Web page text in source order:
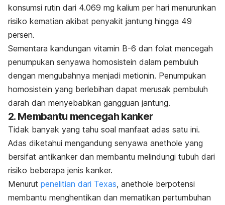
konsumsi rutin dari 4.069 mg kalium per hari menurunkan
risiko kematian akibat penyakit jantung hingga 49
persen.
Sementara kandungan vitamin B-6 dan folat mencegah
penumpukan senyawa homosistein dalam pembuluh
dengan mengubahnya menjadi metionin. Penumpukan
homosistein yang berlebihan dapat merusak pembuluh
darah dan menyebabkan gangguan jantung.
2. Membantu mencegah kanker
Tidak banyak yang tahu soal manfaat adas satu ini.
Adas diketahui mengandung senyawa anethole yang
bersifat antikanker dan membantu melindungi tubuh dari
risiko beberapa jenis kanker.
Menurut penelitian dari Texas, anethole berpotensi
membantu menghentikan dan mematikan pertumbuhan